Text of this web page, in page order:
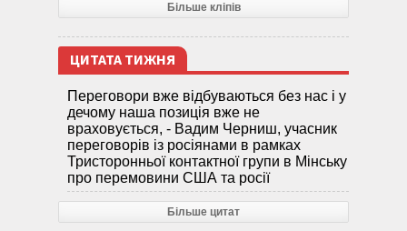
Більше кліпів
ЦИТАТА ТИЖНЯ
Переговори вже відбуваються без нас і у
дечому наша позиція вже не
враховується, - Вадим Черниш, учасник
переговорів із росіянами в рамках
Тристоронньої контактної групи в Мінську
про перемовини США та росії
Більше цитат